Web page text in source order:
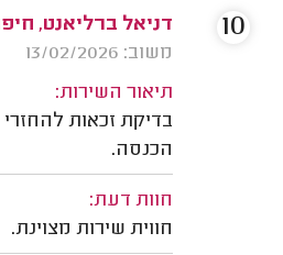
דניאל ברליאנט,
משוב: 13/02/2026
תיאור השירות:
בדיקת זכאות
הכנסה.
חוות דעת:
חווית שירות מצוינת.
10